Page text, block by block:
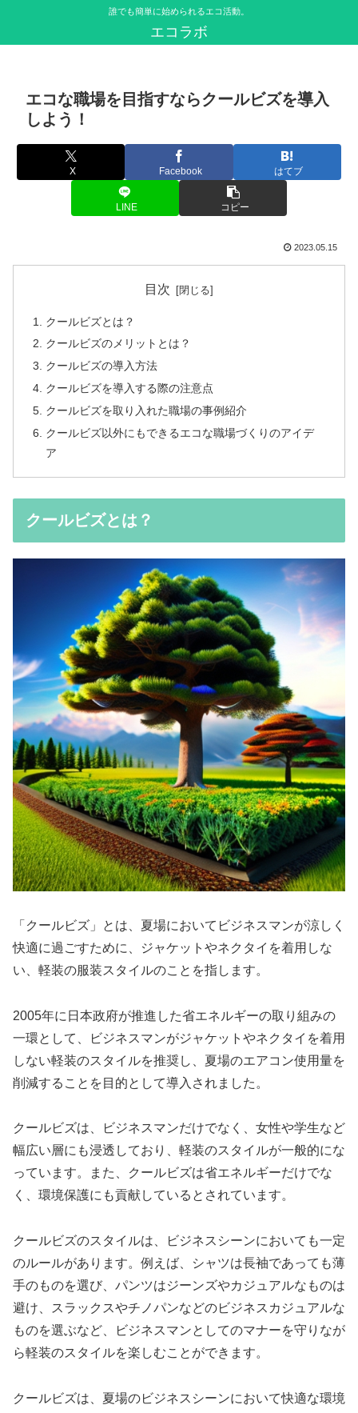
誰でも簡単に始められるエコ活動。
エコラボ
エコな職場を目指すならクールビズを導入
しよう！
X Facebook はてブ
LINE コピー
2023.05.15
目次
クールビズとは？
クールビズのメリットとは？
クールビズの導入方法
クールビズを導入する際の注意点
クールビズを取り入れた職場の事例紹介
クールビズ以外にもできるエコな職場づくりのアイデ
ア
クールビズとは？
「クールビズ」とは、夏場においてビジネスマンが涼しく
快適に過ごすために、ジャケットやネクタイを着用しな
い、軽装の服装スタイルのことを指します。
2005年に日本政府が推進した省エネルギーの取り組みの
一環として、ビジネスマンがジャケットやネクタイを着用
しない軽装のスタイルを推奨し、夏場のエアコン使用量を
削減することを目的として導入されました。
クールビズは、ビジネスマンだけでなく、女性や学生など
幅広い層にも浸透しており、軽装のスタイルが一般的にな
っています。また、クールビズは省エネルギーだけでな
く、環境保護にも貢献しているとされています。
クールビズのスタイルは、ビジネスシーンにおいても一定
のルールがあります。例えば、シャツは長袖であっても薄
手のものを選び、パンツはジーンズやカジュアルなものは
避け、スラックスやチノパンなどのビジネスカジュアルな
ものを選ぶなど、ビジネスマンとしてのマナーを守りなが
ら軽装のスタイルを楽しむことができます。
クールビズは、夏場のビジネスシーンにおいて快適な環境